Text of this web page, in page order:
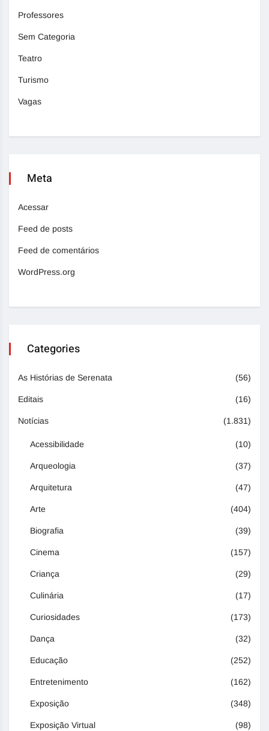
Professores
Sem Categoria
Teatro
Turismo
Vagas
Meta
Acessar
Feed de posts
Feed de comentários
WordPress.org
Categories
As Histórias de Serenata (56)
Editais (16)
Notícias (1.831)
Acessibilidade (10)
Arqueologia (37)
Arquitetura (47)
Arte (404)
Biografia (39)
Cinema (157)
Criança (29)
Culinária (17)
Curiosidades (173)
Dança (32)
Educação (252)
Entretenimento (162)
Exposição (348)
Exposição Virtual (98)